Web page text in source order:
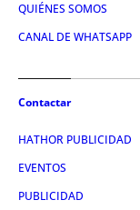
QUIÉNES SOMOS
CANAL DE WHATSAPP
Contactar
HATHOR PUBLICIDAD
EVENTOS
PUBLICIDAD